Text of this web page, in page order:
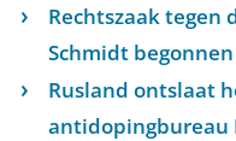
Rechtszaak tegen
Schmidt
Rusland ontslaat
antidopingbureau